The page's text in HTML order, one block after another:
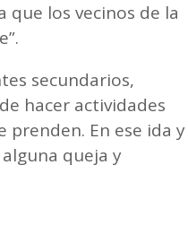
los vecinos de la
secundarios,
hacer actividades
prenden. En ese ida y
queja y